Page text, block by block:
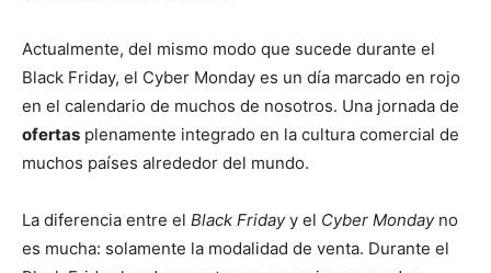
Actualmente, del mismo modo que sucede durante el
Black Friday, el Cyber Monday es un día marcado en rojo
en el calendario de muchos de nosotros. Una jornada de
ofertas plenamente integrado en la cultura comercial de
muchos países alrededor del mundo.
La diferencia entre el Black Fridayy el Cyber Monday no
es mucha: solamente la modalidad de venta. Durante el